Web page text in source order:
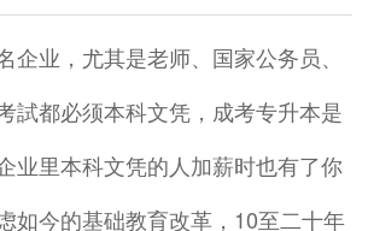
业，尤其是老师、国家公务员、
試都必须本科文凭，成考专升本是
业里本科文凭的人加薪时也有了你
如今的基础教育改革，10至二十年